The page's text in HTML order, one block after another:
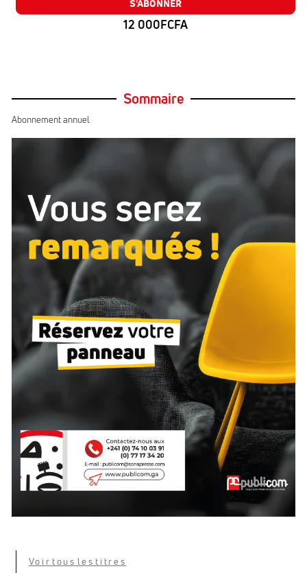
S'ABONNER
12 000FCFA
Sommaire
Abonnement annuel
Voir tous les titres